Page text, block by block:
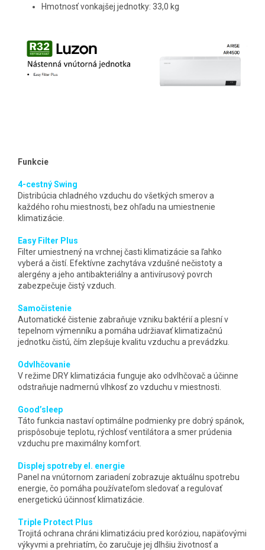
Hmotnosť vonkajšej jednotky: 33,0 kg
Funkcie
4-cestný Swing
Distribúcia chladného vzduchu do všetkých smerov a
každého rohu miestnosti, bez ohľadu na umiestnenie
klimatizácie.
Easy Filter Plus
Filter umiestnený na vrchnej časti klimatizácie sa ľahko
vyberá a čistí. Efektívne zachytáva vzdušné nečistoty a
alergény a jeho antibakteriálny a antivírusový povrch
zabezpečuje čistý vzduch.
Samočistenie
Automatické čistenie zabraňuje vzniku baktérií a plesní v
tepelnom výmenníku a pomáha udržiavať klimatizačnú
jednotku čistú, čím zlepšuje kvalitu vzduchu a prevádzku.
Odvlhčovanie
V režime DRY klimatizácia funguje ako odvlhčovač a účinne
odstraňuje nadmernú vlhkosť zo vzduchu v miestnosti.
Good’sleep
Táto funkcia nastaví optimálne podmienky pre dobrý spánok,
prispôsobuje teplotu, rýchlosť ventilátora a smer prúdenia
vzduchu pre maximálny komfort.
Displej spotreby el. energie
Panel na vnútornom zariadení zobrazuje aktuálnu spotrebu
energie, čo pomáha používateľom sledovať a regulovať
energetickú účinnosť klimatizácie.
Triple Protect Plus
Trojitá ochrana chráni klimatizáciu pred koróziou, napäťovými
výkyvmi a prehriatím, čo zaručuje jej dlhšiu životnosť a